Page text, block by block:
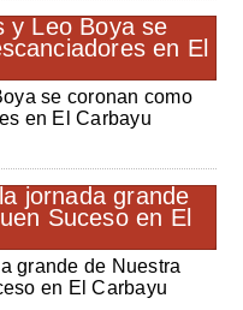
se coronan como
en El Carbayu
grande de Nuestra
en El Carbayu